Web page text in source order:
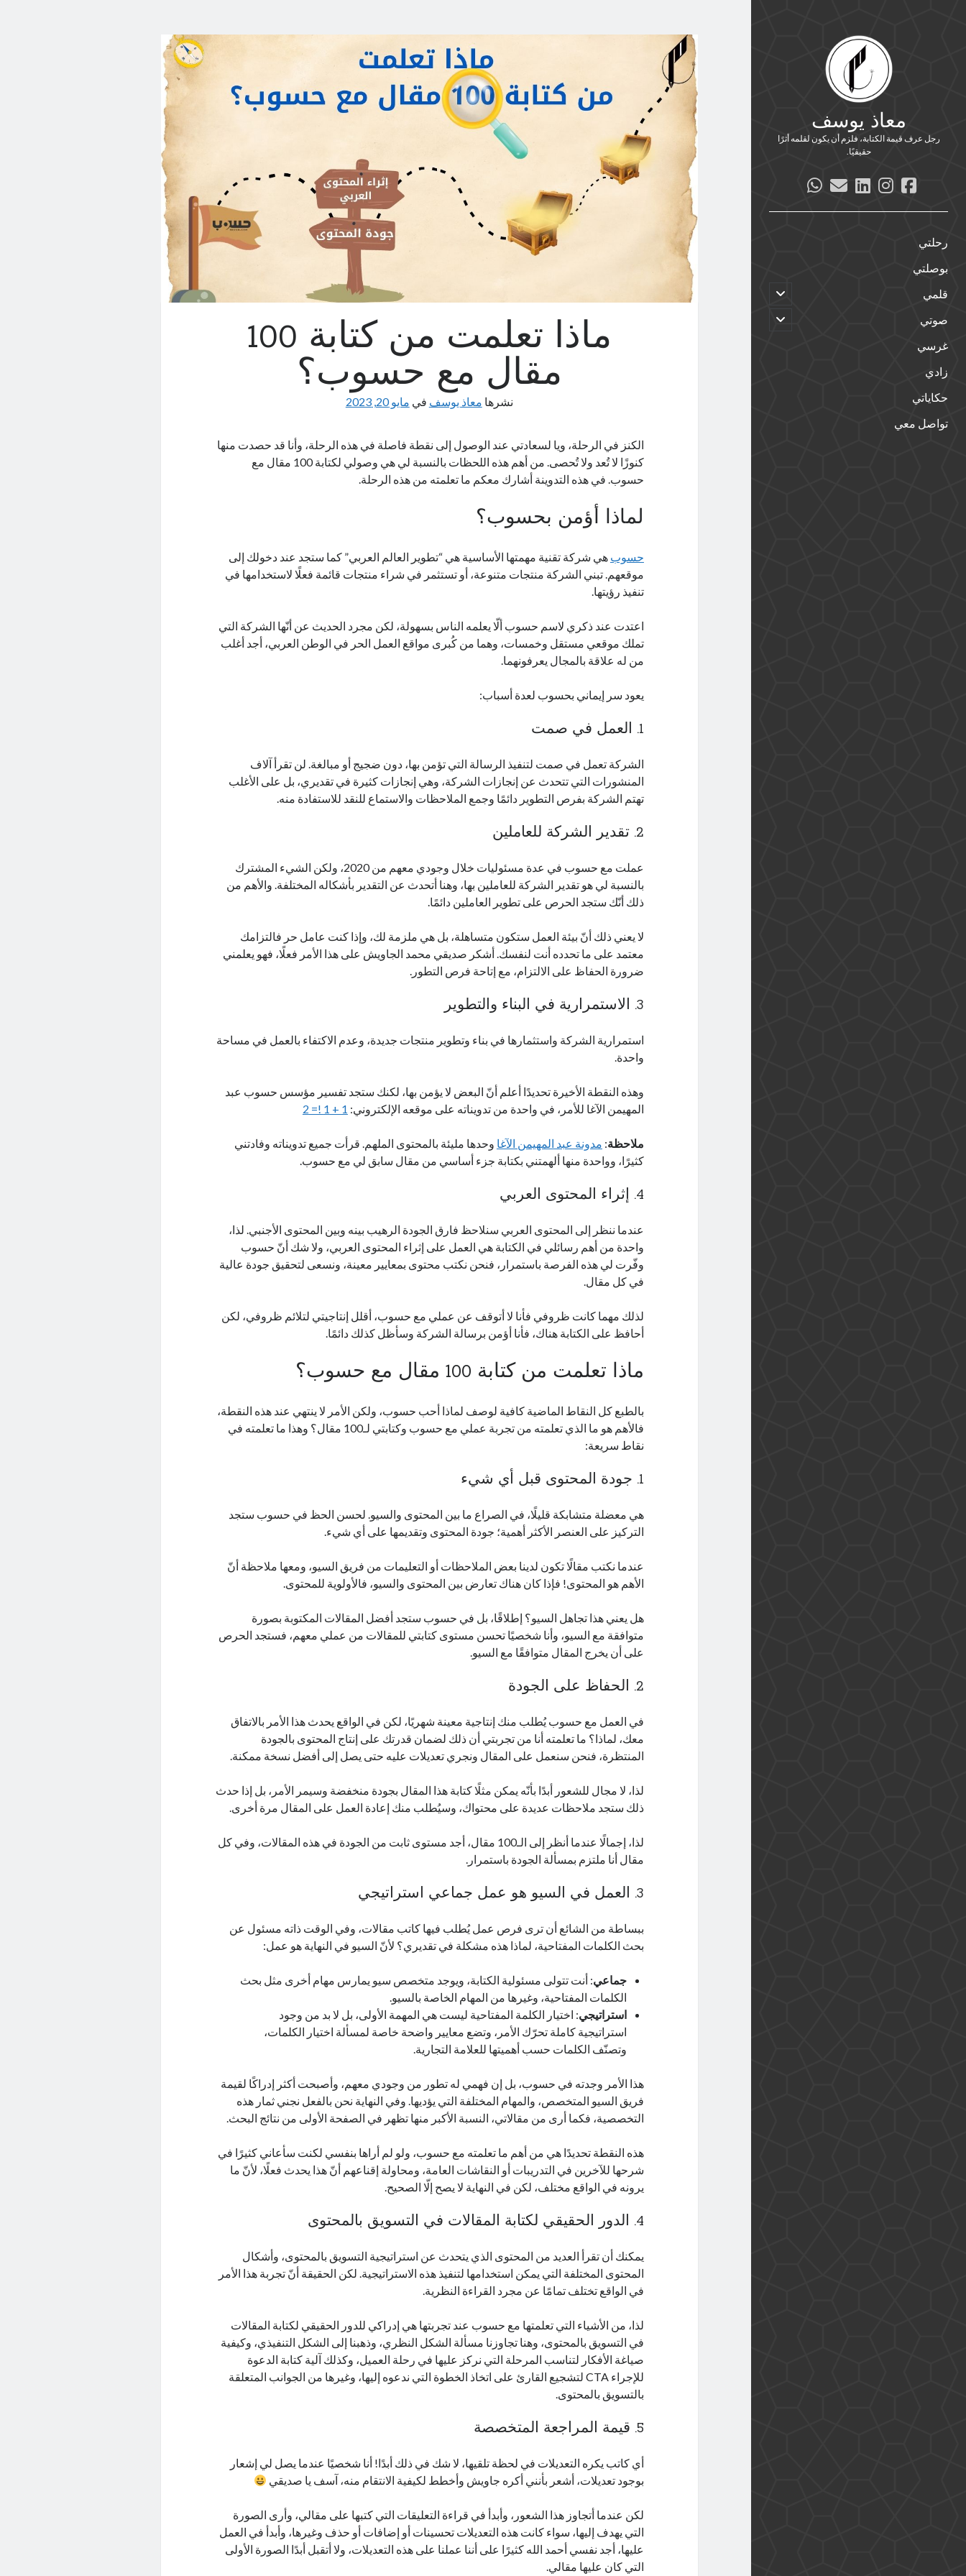
معاذ يوسف
رجل عرف قيمة الكتابة، فلزم أن يكون لقلمه أثرًا
حقيقيًا.
facebook
instagram
linkedin
email
whatsapp
رحلتي
بوصلتي
قلمي
افتح
القائمة
الفرعية
صوتي
افتح
القائمة
غرسي
زادي
حكاياتي
تواصل معي
ماذا تعلمت من كتابة 100
مقال مع حسوب؟
نشرها معاذ يوسف في مايو 20, 2023
الكنز في الرحلة، ويا لسعادتي عند الوصول إلى نقطة فاصلة في هذه الرحلة، وأنا قد حصدت منها
كنوزًا لا تُعد ولا تُحصى. من أهم هذه اللحظات بالنسبة لي هي وصولي لكتابة 100 مقال مع
حسوب. في هذه التدوينة أشارك معكم ما تعلمته من هذه الرحلة.
لماذا أؤمن بحسوب؟
حسوب هي شركة تقنية مهمتها الأساسية هي “تطوير العالم العربي” كما ستجد عند دخولك إلى
موقعهم. تبني الشركة منتجات متنوعة، أو تستثمر في شراء منتجات قائمة فعلًا لاستخدامها في
تنفيذ رؤيتها.
اعتدت عند ذكري لاسم حسوب ألّا يعلمه الناس بسهولة، لكن مجرد الحديث عن أنّها الشركة التي
تملك موقعي مستقل وخمسات، وهما من كُبرى مواقع العمل الحر في الوطن العربي، أجد أغلب
من له علاقة بالمجال يعرفونهما.
يعود سر إيماني بحسوب لعدة أسباب:
1. العمل في صمت
الشركة تعمل في صمت لتنفيذ الرسالة التي تؤمن بها، دون ضجيج أو مبالغة. لن تقرأ آلاف
المنشورات التي تتحدث عن إنجازات الشركة، وهي إنجازات كثيرة في تقديري، بل على الأغلب
تهتم الشركة بفرص التطوير دائمًا وجمع الملاحظات والاستماع للنقد للاستفادة منه.
2. تقدير الشركة للعاملين
عملت مع حسوب في عدة مسئوليات خلال وجودي معهم من 2020، ولكن الشيء المشترك
بالنسبة لي هو تقدير الشركة للعاملين بها، وهنا أتحدث عن التقدير بأشكاله المختلفة. والأهم من
ذلك أنّك ستجد الحرص على تطوير العاملين دائمًا.
لا يعني ذلك أنّ بيئة العمل ستكون متساهلة، بل هي ملزمة لك، وإذا كنت عامل حر فالتزامك
معتمد على ما تحدده أنت لنفسك. أشكر صديقي محمد الجاويش على هذا الأمر فعلًا، فهو يعلمني
ضرورة الحفاظ على الالتزام، مع إتاحة فرص التطور.
3. الاستمرارية في البناء والتطوير
استمرارية الشركة واستثمارها في بناء وتطوير منتجات جديدة، وعدم الاكتفاء بالعمل في مساحة
واحدة.
وهذه النقطة الأخيرة تحديدًا أعلم أنّ البعض لا يؤمن بها، لكنك ستجد تفسير مؤسس حسوب عبد
المهيمن الآغا للأمر، في واحدة من تدويناته على موقعه الإلكتروني: 1 + 1 != 2
ملاحظة: مدونة عبد المهيمن الآغا وحدها مليئة بالمحتوى الملهم. قرأت جميع تدويناته وفادتني
كثيرًا، وواحدة منها ألهمتني بكتابة جزء أساسي من مقال سابق لي مع حسوب.
4. إثراء المحتوى العربي
عندما ننظر إلى المحتوى العربي سنلاحظ فارق الجودة الرهيب بينه وبين المحتوى الأجنبي. لذا،
واحدة من أهم رسائلي في الكتابة هي العمل على إثراء المحتوى العربي، ولا شك أنّ حسوب
وفّرت لي هذه الفرصة باستمرار، فنحن نكتب محتوى بمعايير معينة، ونسعى لتحقيق جودة عالية
في كل مقال.
لذلك مهما كانت ظروفي فأنا لا أتوقف عن عملي مع حسوب، أقلل إنتاجيتي لتلائم ظروفي، لكن
أحافظ على الكتابة هناك، فأنا أؤمن برسالة الشركة وسأظل كذلك دائمًا.
ماذا تعلمت من كتابة 100 مقال مع حسوب؟
بالطبع كل النقاط الماضية كافية لوصف لماذا أحب حسوب، ولكن الأمر لا ينتهي عند هذه النقطة،
فالأهم هو ما الذي تعلمته من تجربة عملي مع حسوب وكتابتي لـ100 مقال؟ وهذا ما تعلمته في
نقاط سريعة:
1. جودة المحتوى قبل أي شيء
هي معضلة متشابكة قليلًا، في الصراع ما بين المحتوى والسيو. لحسن الحظ في حسوب ستجد
التركيز على العنصر الأكثر أهمية؛ جودة المحتوى وتقديمها على أي شيء.
عندما نكتب مقالًا تكون لدينا بعض الملاحظات أو التعليمات من فريق السيو، ومعها ملاحظة أنّ
الأهم هو المحتوى! فإذا كان هناك تعارض بين المحتوى والسيو، فالأولوية للمحتوى.
هل يعني هذا تجاهل السيو؟ إطلاقًا، بل في حسوب ستجد أفضل المقالات المكتوبة بصورة
متوافقة مع السيو، وأنا شخصيًا تحسن مستوى كتابتي للمقالات من عملي معهم، فستجد الحرص
على أن يخرج المقال متوافقًا مع السيو.
2. الحفاظ على الجودة
في العمل مع حسوب يُطلب منك إنتاجية معينة شهريًا، لكن في الواقع يحدث هذا الأمر بالاتفاق
معك، لماذا؟ ما تعلمته أنا من تجربتي أن ذلك لضمان قدرتك على إنتاج المحتوى بالجودة
المنتظرة، فنحن سنعمل على المقال ونجري تعديلات عليه حتى يصل إلى أفضل نسخة ممكنة.
لذا، لا مجال للشعور أبدًا بأنّه يمكن مثلًا كتابة هذا المقال بجودة منخفضة وسيمر الأمر، بل إذا حدث
ذلك ستجد ملاحظات عديدة على محتواك، وسيُطلب منك إعادة العمل على المقال مرة أخرى.
لذا، إجمالًا عندما أنظر إلى الـ100 مقال، أجد مستوى ثابت من الجودة في هذه المقالات، وفي كل
مقال أنا ملتزم بمسألة الجودة باستمرار.
3. العمل في السيو هو عمل جماعي استراتيجي
ببساطة من الشائع أن ترى فرص عمل يُطلب فيها كاتب مقالات، وفي الوقت ذاته مسئول عن
بحث الكلمات المفتاحية، لماذا هذه مشكلة في تقديري؟ لأنّ السيو في النهاية هو عمل:
جماعي: أنت تتولى مسئولية الكتابة، ويوجد متخصص سيو يمارس مهام أخرى مثل بحث
الكلمات المفتاحية، وغيرها من المهام الخاصة بالسيو.
استراتيجي: اختيار الكلمة المفتاحية ليست هي المهمة الأولى، بل لا بد من وجود
استراتيجية كاملة تحرّك الأمر، وتضع معايير واضحة خاصة لمسألة اختيار الكلمات،
وتصنّف الكلمات حسب أهميتها للعلامة التجارية.
هذا الأمر وجدته في حسوب، بل إن فهمي له تطور من وجودي معهم، وأصبحت أكثر إدراكًا لقيمة
فريق السيو المتخصص، والمهام المختلفة التي يؤديها. وفي النهاية نحن بالفعل نجني ثمار هذه
التخصصية، فكما أرى من مقالاتي، النسبة الأكبر منها تظهر في الصفحة الأولى من نتائج البحث.
هذه النقطة تحديدًا هي من أهم ما تعلمته مع حسوب، ولو لم أراها بنفسي لكنت سأعاني كثيرًا في
شرحها للآخرين في التدريبات أو النقاشات العامة، ومحاولة إقناعهم أنّ هذا يحدث فعلًا، لأنّ ما
يرونه في الواقع مختلف، لكن في النهاية لا يصح إلّا الصحيح.
4. الدور الحقيقي لكتابة المقالات في التسويق بالمحتوى
يمكنك أن تقرأ العديد من المحتوى الذي يتحدث عن استراتيجية التسويق بالمحتوى، وأشكال
المحتوى المختلفة التي يمكن استخدامها لتنفيذ هذه الاستراتيجية. لكن الحقيقة أنّ تجربة هذا الأمر
في الواقع تختلف تمامًا عن مجرد القراءة النظرية.
لذا، من الأشياء التي تعلمتها مع حسوب عند تجربتها هي إدراكي للدور الحقيقي لكتابة المقالات
في التسويق بالمحتوى، وهنا تجاوزنا مسألة الشكل النظري، وذهبنا إلى الشكل التنفيذي، وكيفية
صياغة الأفكار لتناسب المرحلة التي نركز عليها في رحلة العميل، وكذلك آلية كتابة الدعوة
للإجراء CTA لتشجيع القارئ على اتخاذ الخطوة التي ندعوه إليها، وغيرها من الجوانب المتعلقة
بالتسويق بالمحتوى.
5. قيمة المراجعة المتخصصة
أي كاتب يكره التعديلات في لحظة تلقيها، لا شك في ذلك أبدًا! أنا شخصيًا عندما يصل لي إشعار
بوجود تعديلات، أشعر بأنني أكره جاويش وأخطط لكيفية الانتقام منه، آسف يا صديقي
لكن عندما أتجاوز هذا الشعور، وأبدأ في قراءة التعليقات التي كتبها على مقالي، وأرى الصورة
التي يهدف إليها، سواء كانت هذه التعديلات تحسينات أو إضافات أو حذف وغيرها، وأبدأ في العمل
عليها، أجد نفسي أحمد الله كثيرًا على أننا عملنا على هذه التعديلات، ولا أتقبل أبدًا الصورة الأولى
التي كان عليها مقالي.